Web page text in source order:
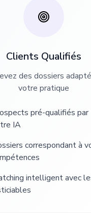
Clients Qualifiés
des dossiers
votre pratique
pré-qualifiés par
IA
correspondant à
intelligent avec